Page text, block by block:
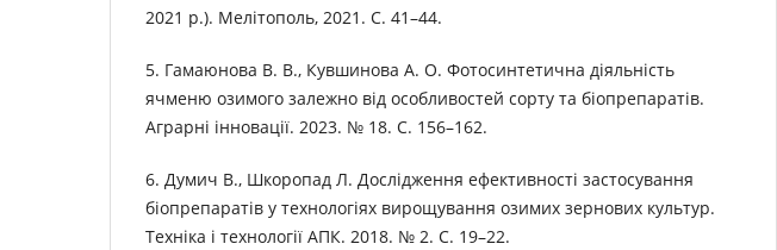
2021 р.). Мелітополь, 2021. С. 41–44.
5. Гамаюнова В. В., Кувшинова А. О. Фотосинтетична діяльність
ячменю озимого залежно від особливостей сорту та біопрепаратів.
Аграрні інновації. 2023. № 18. С. 156–162.
6. Думич В., Шкоропад Л. Дослідження ефективності застосування
біопрепаратів у технологіях вирощування озимих зернових культур.
Техніка і технології АПК. 2018. № 2. С. 19–22.